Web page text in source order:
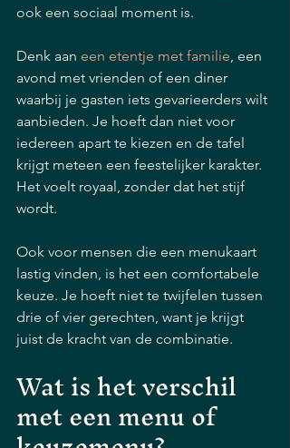
ook een sociaal moment is.
Denk aan een etentje met familie, een
avond met vrienden of een diner
waarbij je gasten iets gevarieerders wilt
aanbieden. Je hoeft dan niet voor
iedereen apart te kiezen en de tafel
krijgt meteen een feestelijker karakter.
Het voelt royaal, zonder dat het stijf
wordt.
Ook voor mensen die een menukaart
lastig vinden, is het een comfortabele
keuze. Je hoeft niet te twijfelen tussen
drie of vier gerechten, want je krijgt
juist de kracht van de combinatie.
Wat is het verschil
met een menu of